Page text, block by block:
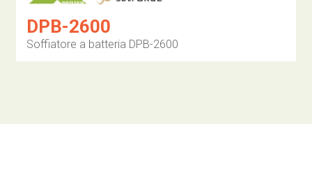
DPB-2600
Soffiatore a batteria DPB-2600